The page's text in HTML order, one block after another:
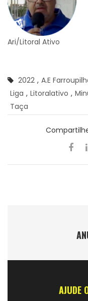
Ari/Litoral Ativo
2022 , A.e
Liga , Litoralativo ,
Taça
AJUDE